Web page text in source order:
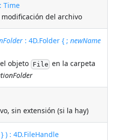
: Time
del archivo
: 4D.Folder { ;newName
objeto File en la carpeta
sin extensión (si la hay)
) : 4D.FileHandle